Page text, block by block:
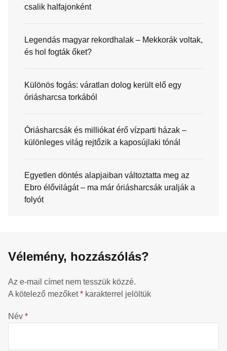
csalik halfajonként
Legendás magyar rekordhalak – Mekkorák voltak,
és hol fogták őket?
Különös fogás: váratlan dolog került elő egy
óriásharcsa torkából
Óriásharcsák és milliókat érő vízparti házak –
különleges világ rejtőzik a kaposújlaki tónál
Egyetlen döntés alapjaiban változtatta meg az
Ebro élővilágát – ma már óriásharcsák uralják a
folyót
Vélemény, hozzászólás?
Az e-mail címet nem tesszük közzé.
A kötelező mezőket* karakterrel jelöltük
Név *